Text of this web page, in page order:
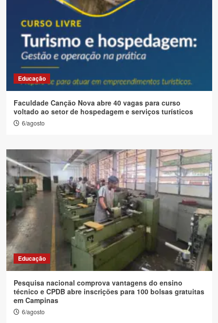
Educação
Faculdade Canção Nova abre 40 vagas para curso
voltado ao setor de hospedagem e serviços turísticos
6/agosto
Educação
Pesquisa nacional comprova vantagens do ensino
técnico e CPDB abre inscrições para 100 bolsas gratuitas
em Campinas
6/agosto